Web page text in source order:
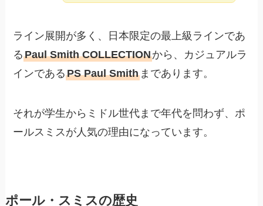
ライン展開が多く、日本限定の最上級ラインであ
るPaul Smith COLLECTIONから、カジュアルラ
インであるPS Paul Smith まであります。
それが学生からミドル世代まで年代を問わず、ポ
ールスミスが人気の理由になっています。
ポール・スミスの歴史